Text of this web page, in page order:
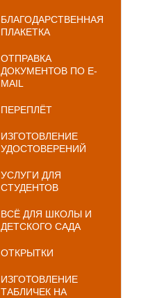
БЛАГОДАРСТВЕННАЯ
ПЛАКЕТКА
ОТПРАВКА
ДОКУМЕНТОВ ПО E-
MAIL
ПЕРЕПЛЁТ
ИЗГОТОВЛЕНИЕ
УДОСТОВЕРЕНИЙ
УСЛУГИ ДЛЯ
СТУДЕНТОВ
ВСЁ ДЛЯ ШКОЛЫ И
ДЕТСКОГО САДА
ОТКРЫТКИ
ИЗГОТОВЛЕНИЕ
ТАБЛИЧЕК НА